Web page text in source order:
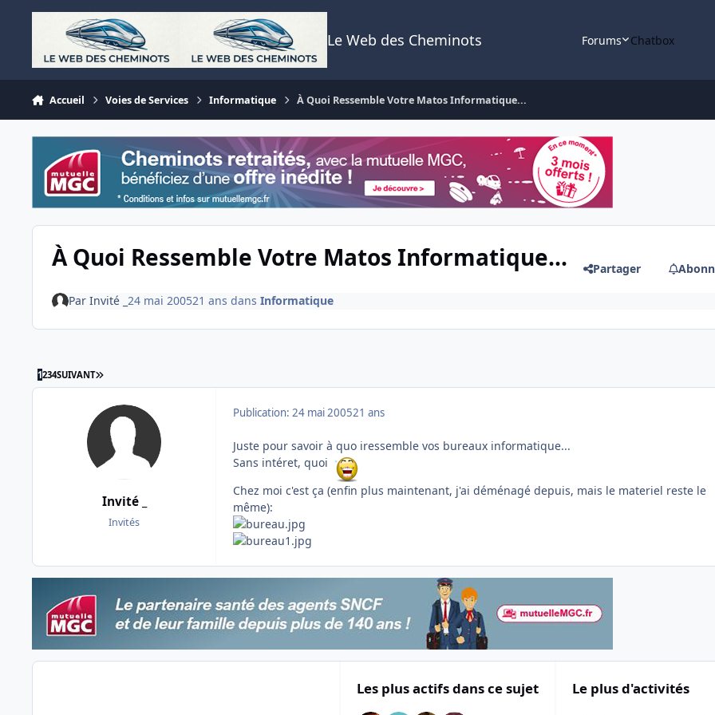
Aller au contenu
Le Web des Cheminots Forums Chatbox
Accueil Voies de Services Informatique À Quoi Ressemble Votre Matos Informatique...
À Quoi Ressemble Votre Matos Informatique... Partager
Par Invité _ 24 mai 200521 ans dans Informatique
1234SUIVANT DERNIÈRE PAGE
Invité _
Invités
Publication: 24 mai 200521 ans
Juste pour savoir à quo iressemble vos bureaux informatique...
Sans intéret, quoi
Chez moi c'est ça (enfin plus maintenant, j'ai déménagé depuis, mais le materiel reste le
même):
Les plus actifs dans ce sujet Le plus d'activités